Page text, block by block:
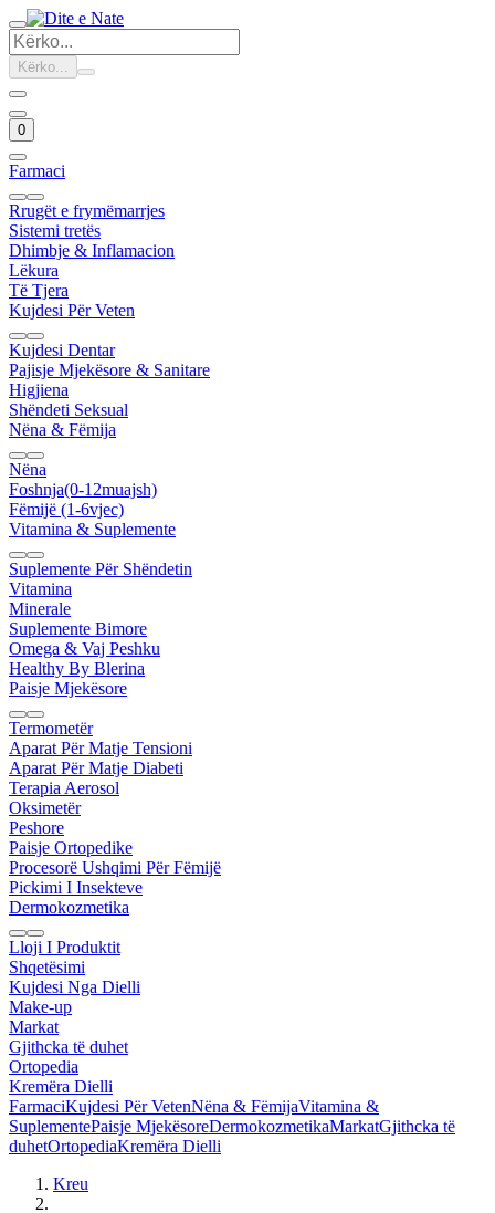
Kërko...
0
Farmaci
Rrugët e frymëmarrjes
Sistemi tretës
Dhimbje & Inflamacion
Lëkura
Të Tjera
Kujdesi Për Veten
Kujdesi Dentar
Pajisje Mjekësore & Sanitare
Higjiena
Shëndeti Seksual
Nëna & Fëmija
Nëna
Foshnja(0-12muajsh)
Fëmijë (1-6vjec)
Vitamina & Suplemente
Suplemente Për Shëndetin
Vitamina
Minerale
Suplemente Bimore
Omega & Vaj Peshku
Healthy By Blerina
Paisje Mjekësore
Termometër
Aparat Për Matje Tensioni
Aparat Për Matje Diabeti
Terapia Aerosol
Oksimetër
Peshore
Paisje Ortopedike
Procesorë Ushqimi Për Fëmijë
Pickimi I Insekteve
Dermokozmetika
Lloji I Produktit
Shqetësimi
Kujdesi Nga Dielli
Make-up
Markat
Gjithcka të duhet
Ortopedia
Kremëra Dielli
FarmaciKujdesi Për VetenNëna & FëmijaVitamina &
SuplementePaisje MjekësoreDermokozmetikaMarkatGjithcka të
duhetOrtopediaKremëra Dielli
Kreu